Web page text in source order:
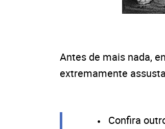
Antes de mais nada,
extremamente
Confira